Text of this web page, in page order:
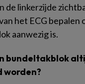
de linkerzijde
het ECG bepalen
aanwezig is.
bundeltakblok
worden?